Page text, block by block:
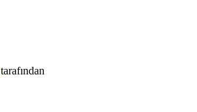
tarafından